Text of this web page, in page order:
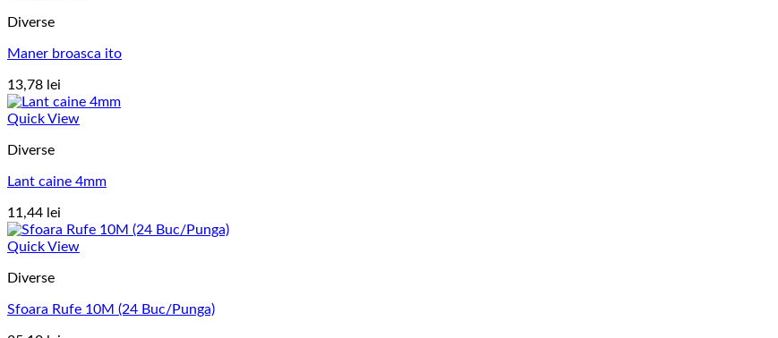
Diverse
Maner broasca ito
13,78 lei
Quick View
Diverse
Lant caine 4mm
11,44 lei
Quick View
Diverse
Sfoara Rufe 10M (24 Buc/Punga)